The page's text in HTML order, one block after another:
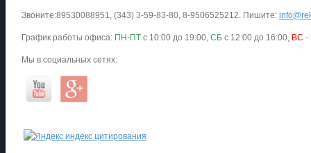
Звоните:89530088951, (343) 3-59-83-80, 8-9506525212. Пишите:
График работы офиса: ПН-ПТ с 10:00 до 19:00, СБ с 12:00 до 16:00, ВС -
Мы в социальных сетях: